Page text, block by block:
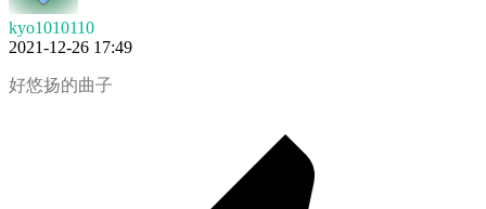
kyo1010110
2021-12-26 17:49
好悠扬的曲子